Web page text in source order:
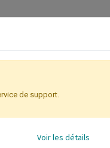
de support.
Voir les détails